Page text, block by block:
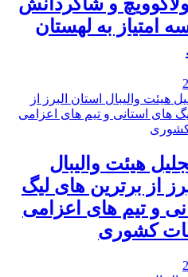
امتیاز به لهستان
هیئت والیبال
از برترین های لیگ
و تیم های اعزامی
کشوری